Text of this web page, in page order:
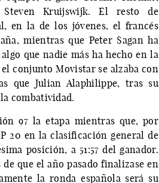
Steven Kruijswijk. El resto de
en la de los jóvenes, el francés
mientras que Peter Sagan ha
que nadie más ha hecho en la
conjunto Movistar se alzaba con
que Julian Alaphilippe, tras su
combatividad.
97 la etapa mientras que, por
20 en la clasificación general de
posición, a 51:57 del ganador.
que el año pasado finalizase en
la ronda española será su